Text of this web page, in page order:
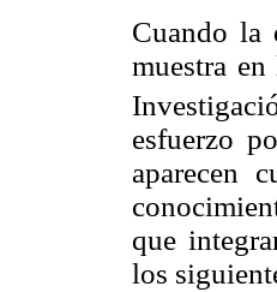
Cuando la
muestra
esfuerzo
aparecen
que
los